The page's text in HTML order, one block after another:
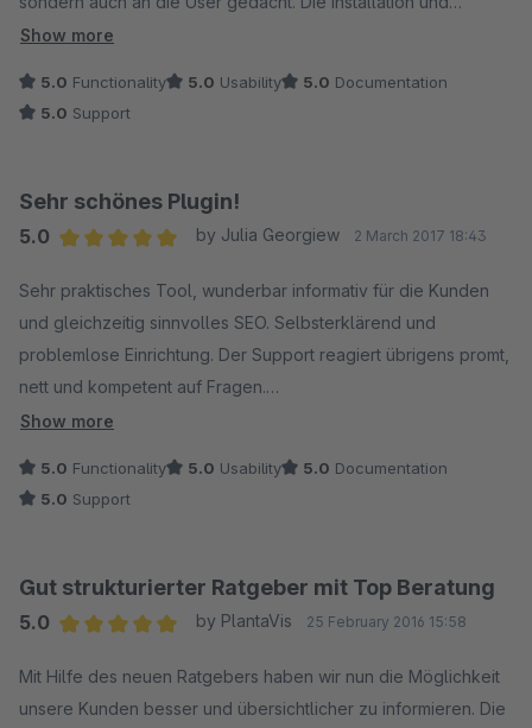
Einrichtung ist selbsterklärend und simpel, der Support
umgesetzt. Kleine Highlights: Die Ankertext Navigation auf den
Show more
5.0 Functionality 5.0 Usability 5.0 Documentation
5.0 Support
Sehr schönes Plugin!
5.0
by Julia Georgiew 2 March 2017 18:43
Sehr praktisches Tool, wunderbar informativ für die Kunden
und gleichzeitig sinnvolles SEO. Selbsterklärend und
problemlose Einrichtung. Der Support reagiert übrigens promt,
nett und kompetent auf Fragen.
Weiter so!
Show more
5.0 Functionality 5.0 Usability 5.0 Documentation
5.0 Support
Gut strukturierter Ratgeber mit Top Beratung
5.0
by PlantaVis 25 February 2016 15:58
Mit Hilfe des neuen Ratgebers haben wir nun die Möglichkeit
unsere Kunden besser und übersichtlicher zu informieren. Die